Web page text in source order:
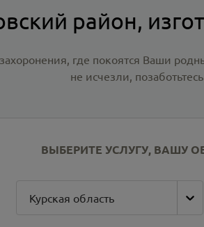
район,
где покоятся Ваши
не исчезли,
ВЫБЕРИТЕ УСЛУГУ, ВАШУ
Курская область